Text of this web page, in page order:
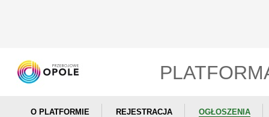
O PLATFORMIE REJESTRACJA OGŁOSZENIA